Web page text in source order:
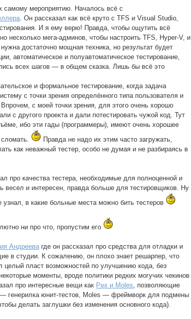
самому мероприятию. Началось всё с
. Он рассказал как всё круто с TFS и Visual Studio,
И я ему верю! Правда, чтобы ощутить всё
несколько мега-админов, чтобы настроить TFS, Hyper-V, и
достаточно мощная техника, но результат будет
автоматическое и полуавтоматическое тестирование,
всех шагов — в общем сказка. Лишь бы всё это
и формальное тестирование, когда задача
с точки зрения определённого типа пользователя и
с моей точки зрения, для этого очень хорошо
с другого проекта и дали потестировать чужой код. Тут
ибо эти гады (программеры), имеют очень хорошее
Правда не надо их этим часто загружать,
как неважный тестер, особо не думая и не разбираясь в
про качества тестера, необходимые для полноценной и
весел и интересен, правда больше для тестировщиков. Ну
узнал, в какие больные места можно бить тестеров
ни про что, пропустим его
Андреевагде он рассказал про средства для отладки и
в студии. К сожалению, он плохо знает решарпер, что
целый пласт возможностей по улучшению кода, без
моменты, вроде политики редких могучих чекинов
про интересные вещи как Pex и Moles, позволяющие
— генерилка юнит-тестов, Moles — фреймворк для подмены
делать заглушки без изменения основного кода).